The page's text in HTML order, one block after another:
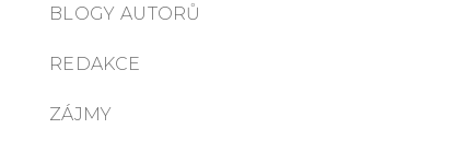
BLOGY AUTORŮ
REDAKCE
ZÁJMY